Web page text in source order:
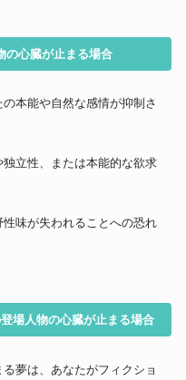
の心臓が止まる場合
本能や自然な感情が抑制さ
立性、または本能的な欲求
味が失われることへの恐れ
場人物の心臓が止まる場合
夢は、あなたがフィクショ